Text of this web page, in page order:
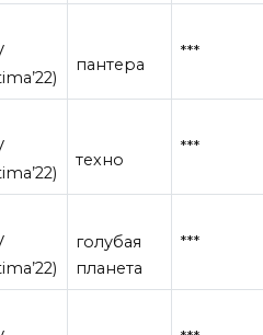
пантера
***
техно
***
голубая
планета
***